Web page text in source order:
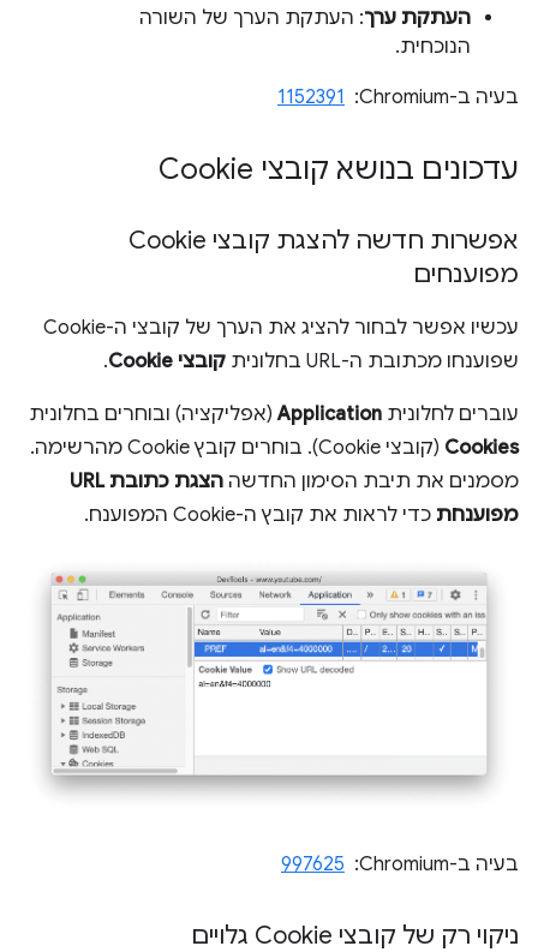
העתקת ערך: העתקת הערך של השורה
הנוכחית.
בעיה ב-Chromium: ‏ 1152391
עדכונים בנושא קובצי Cookie
אפשרות חדשה להצגת קובצי Cookie
מפוענחים
עכשיו אפשר לבחור להציג את הערך של קובצי ה-Cookie
שפוענחו מכתובת ה-URL בחלונית
קובצי Cookie .
עוברים לחלונית Application(אפליקציה) ובוחרים בחלונית
Cookies
(קובצי Cookie). בוחרים קובץ Cookie מהרשימה.
מסמנים את תיבת הסימון החדשה
הצגת כתובת URL
מפוענחת כדי לראות את קובץ ה-Cookie המפוענח.
בעיה ב-Chromium: ‏ 997625
ניקוי רק של קובצי Cookie גלויים